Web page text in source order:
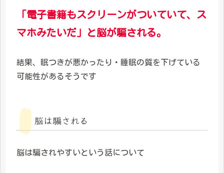
「電子書籍もスクリーンがついていて、ス
マホみたいだ」と脳が騙される。
結果、眠つきが悪かったり・睡眠の質を下げている
可能性があるそうです
脳は騙される
脳は騙されやすいという話について